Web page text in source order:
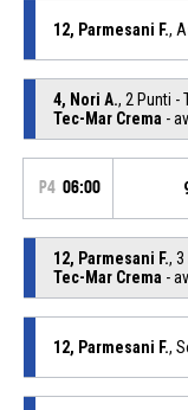
12, Parmesani F.,
4, Nori A., 2 Punti -
Tec-Mar Crema -
P4 06:00
12, Parmesani F.,
Tec-Mar Crema -
12, Parmesani F.,